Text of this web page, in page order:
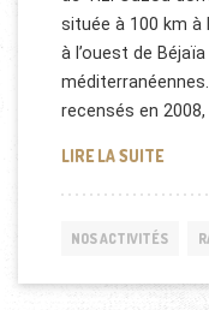
située à 100 km à
à l’ouest de
recensés en 2008,
LIRE LA SUITE
NOS ACTIVITÉS